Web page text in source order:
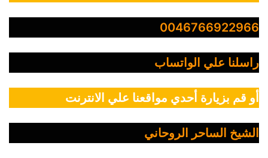
0046766922966
راسلنا علي الواتساب
أو قم بزيارة أحدي مواقعنا علي الانترنت
الشيخ الساحر الروحاني